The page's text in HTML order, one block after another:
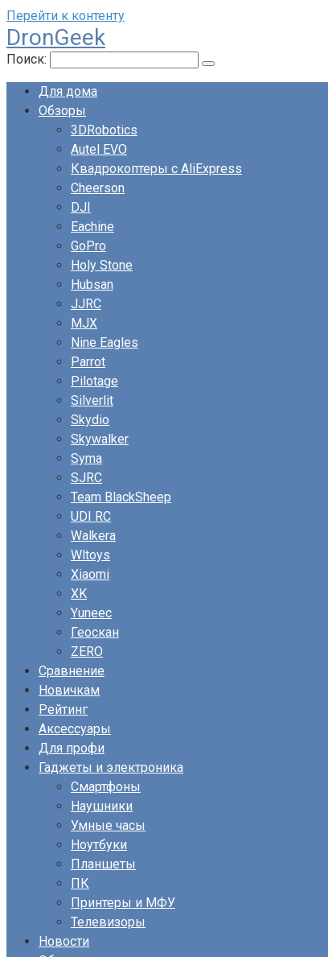
Перейти к контенту
DronGeek
Поиск:
Для дома
Обзоры
3DRobotics
Autel EVO
Квадрокоптеры с AliExpress
Cheerson
DJI
Eachine
GoPro
Holy Stone
Hubsan
JJRC
MJX
Nine Eagles
Parrot
Pilotage
Silverlit
Skydio
Skywalker
Syma
SJRC
Team BlackSheep
UDI RC
Walkera
Wltoys
Xiaomi
XK
Yuneec
Геоскан
ZERO
Сравнение
Новичкам
Рейтинг
Аксессуары
Для профи
Гаджеты и электроника
Смартфоны
Наушники
Умные часы
Ноутбуки
Планшеты
ПК
Принтеры и МФУ
Телевизоры
Новости